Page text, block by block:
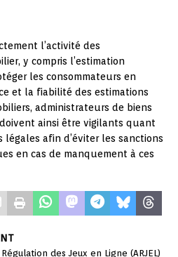
l’activité des
y compris l’estimation
les consommateurs en
et la fiabilité des estimations
administrateurs de biens
ainsi être vigilants quant
afin d’éviter les sanctions
en cas de manquement à ces
des Jeux en Ligne (ARJEL)